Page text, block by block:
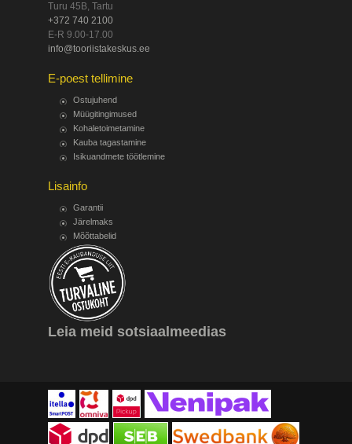
Turu 45B, Tartu
+372 740 2100
E-R 9.00-17.00
info@tooriistakeskus.ee
E-poest tellimine
Ostujuhend
Müügitingimused
Kohaletoimetamine
Kauba tagastamine
Isikuandmete töötlemine
Lisainfo
Garantii
Järelmaks
Mõõttabelid
Leia meid sotsiaalmeedias